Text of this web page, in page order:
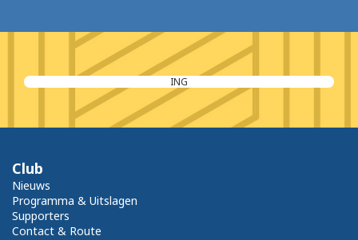
Restaurant Oesterput 14
Club
Nieuws
Programma & Uitslagen
Supporters
Contact & Route